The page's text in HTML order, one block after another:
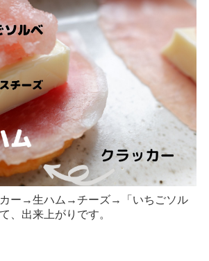
カー→生ハム→チーズ→「いちごソル
、出来上がりです。